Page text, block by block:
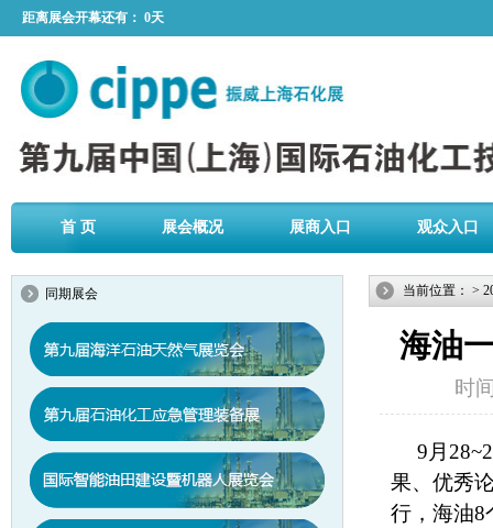
距离展会开幕还有： 0天
首 页 展会概况 展商入口 观众入口
同期展会 当前位置： >
海油
时
9月
果、优秀
行，海油8